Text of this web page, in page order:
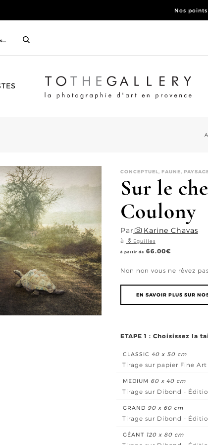
Nos
ACCUEIL
CONCEPTUEL, FAUNE,
Sur le
Coulony
Par Karine Chavas
à Eguilles
à partir de 66.00€
Non non vous ne rêvez
EN SAVOIR PLUS SUR
ETAPE 1 : Choisissez la
CLASSIC 40 x 50 cm
Tirage sur papier Fine Art
MEDIUM 60 x 40 cm
Tirage sur Dibond -
GRAND 90 x 60 cm
Tirage sur Dibond -
GÉANT 120 x 80 cm